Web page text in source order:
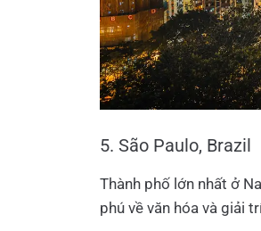
5. São Paulo, Brazil
Thành phố lớn nhất ở
phú về văn hóa và giải